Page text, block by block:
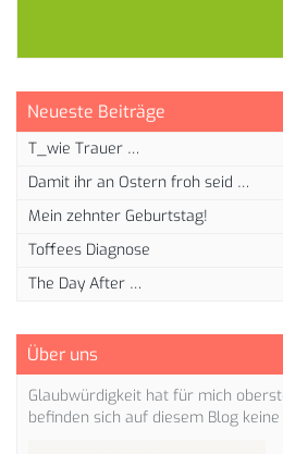
Neueste Beiträge
T_wie Trauer …
Damit ihr an Ostern froh seid …
Mein zehnter Geburtstag!
Toffees Diagnose
The Day After …
Über uns
Glaubwürdigkeit hat für mich
befinden sich auf diesem Blog